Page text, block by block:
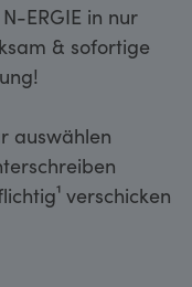
ERGIE in nur
& sofortige
auswählen
verschicken